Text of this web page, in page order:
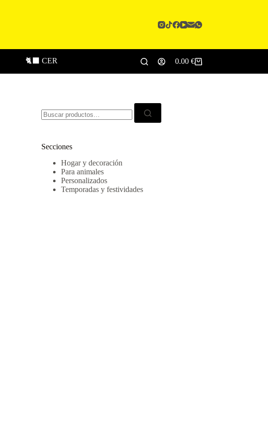
🐈‍⬛ CER
Carro
de
0.00 €
Secciones
Hogar y decoración
Para animales
Personalizados
Temporadas y festividades